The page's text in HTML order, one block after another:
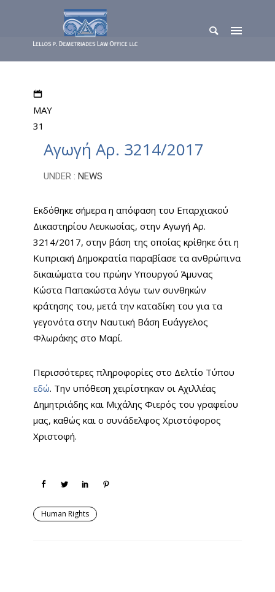
MAY
31
Αγωγή Αρ. 3214/2017
UNDER : NEWS
Εκδόθηκε σήμερα η απόφαση του Επαρχιακού
Δικαστηρίου Λευκωσίας, στην Αγωγή Αρ.
3214/2017, στην βάση της οποίας κρίθηκε ότι η
Κυπριακή Δημοκρατία παραβίασε τα ανθρώπινα
δικαιώματα του πρώην Υπουργού Άμυνας
Κώστα Παπακώστα λόγω των συνθηκών
κράτησης του, μετά την καταδίκη του για τα
γεγονότα στην Ναυτική Βάση Ευάγγελος
Φλωράκης στο Μαρί.
Περισσότερες πληροφορίες στο Δελτίο Τύπου
εδώ. Την υπόθεση χειρίστηκαν οι Αχιλλέας
Δημητριάδης και Μιχάλης Φιερός του γραφείου
μας, καθώς και ο συνάδελφος Χριστόφορος
Χριστοφή.
Human Rights